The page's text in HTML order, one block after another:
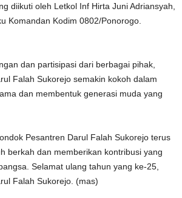
diikuti oleh Letkol Inf Hirta Juni Adriansyah,
Komandan Kodim 0802/Ponorogo.
dan partisipasi dari berbagai pihak,
Falah Sukorejo semakin kokoh dalam
dan membentuk generasi muda yang
Pesantren Darul Falah Sukorejo terus
berkah dan memberikan kontribusi yang
Selamat ulang tahun yang ke-25,
Falah Sukorejo. (mas)